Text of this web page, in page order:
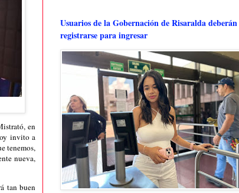
en
invito a
tenemos,
nueva,
tan buen
Usuarios de la Gobernación de Risaralda deberán
registrarse para ingresar